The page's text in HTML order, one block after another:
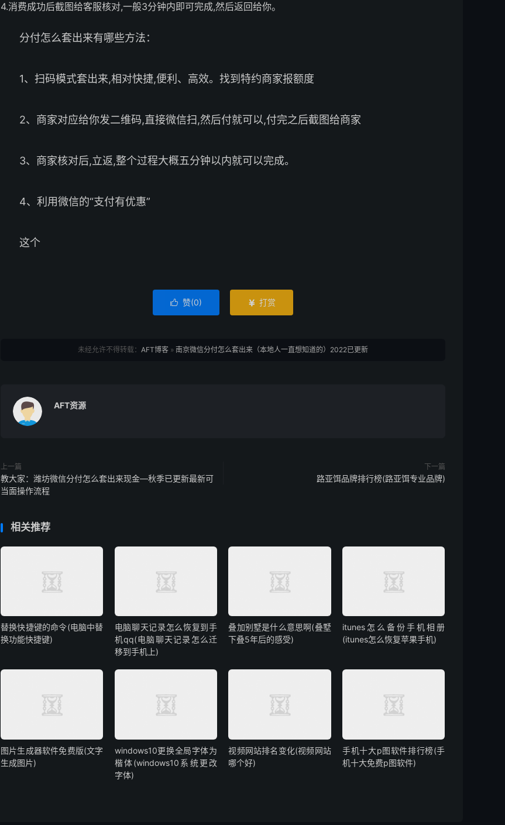
4.消费成功后截图给客服核对,一般3分钟内即可完成,然后返回给你。
分付怎么套出来有哪些方法：
1、扫码模式套出来,相对快捷,便利、高效。找到特约商家报额度
2、商家对应给你发二维码,直接微信扫,然后付就可以,付完之后截图给商家
3、商家核对后,立返,整个过程大概五分钟以内就可以完成。
4、利用微信的“支付有优惠”
这个
 赞(0)  打赏
未经允许不得转载： AFT博客 » 南京微信分付怎么套出来（本地人一直想知道的）2022已更新
AFT资源
上一篇
教大家：潍坊微信分付怎么套出来现金—秋季已更新最新可
当面操作流程
下一篇
路亚饵品牌排行榜(路亚饵专业品牌)
相关推荐
替换快捷键的命令(电脑中替
换功能快捷键)
电脑聊天记录怎么恢复到手
机qq(电脑聊天记录怎么迁
移到手机上)
叠加别墅是什么意思啊(叠墅
下叠5年后的感受)
itunes怎么备份手机相册
(itunes怎么恢复苹果手机)
图片生成器软件免费版(文字
生成图片)
windows10更换全局字体为
楷体(windows10系统更改
字体)
视频网站排名变化(视频网站
哪个好)
手机十大p图软件排行榜(手
机十大免费p图软件)